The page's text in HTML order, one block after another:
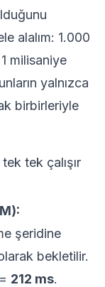
alalım: 1.000
milisaniye
yalnızca
birbirleriyle
tek çalışır
şeridine
bekletilir.
212 ms.